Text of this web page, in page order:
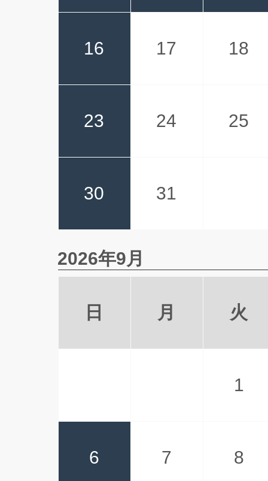
16 17 18
23 24 25
30 31
2026年9月
日 月 火
1
6 7 8